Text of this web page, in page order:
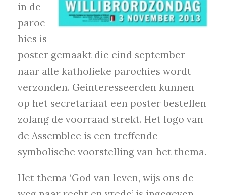
in de
paroc
hies is
poster gemaakt die eind september
naar alle katholieke parochies wordt
verzonden. Geinteresseerden kunnen
op het secretariaat een poster bestellen
zolang de voorraad strekt. Het logo van
de Assemblee is een treffende
symbolische voorstelling van het thema.
Het thema ‘God van leven, wijs ons de